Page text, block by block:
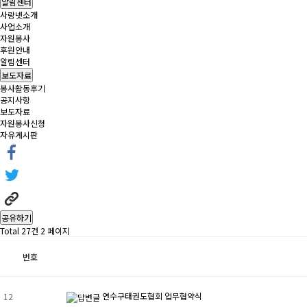
사랑넷소개
사업소개
자원봉사
후원안내
알림센터
보도자료
봉사활동후기
공지사항
보도자료
자원봉사신청
자유게시판
공유하기
Total 27건 2 페이지
번호
12 연수구태권도협회 업무협약식